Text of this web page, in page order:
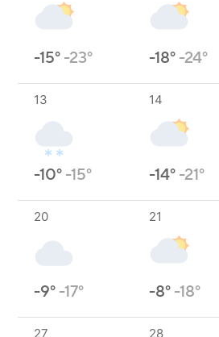
-15° -23° -18° -24°
13
-10° -15°
14
-14° -21°
20
-9° -17°
21
-8° -18°
27 28